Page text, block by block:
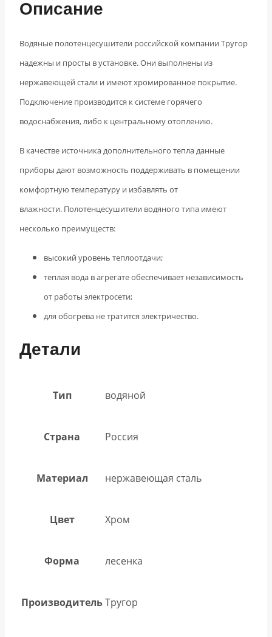
Описание
Водяные полотенцесушители российской компании Тругор
надежны и просты в установке. Они выполнены из
нержавеющей стали и имеют хромированное покрытие.
Подключение производится к системе горячего
водоснабжения, либо к центральному отоплению.
В качестве источника дополнительного тепла данные
приборы дают возможность поддерживать в помещении
комфортную температуру и избавлять от
влажности. Полотенцесушители водяного типа имеют
несколько преимуществ:
высокий уровень теплоотдачи;
теплая вода в агрегате обеспечивает независимость
от работы электросети;
для обогрева не тратится электричество.
Детали
Тип водяной
Страна Россия
Материал нержавеющая сталь
Цвет Хром
Форма лесенка
ПроизводительТругор